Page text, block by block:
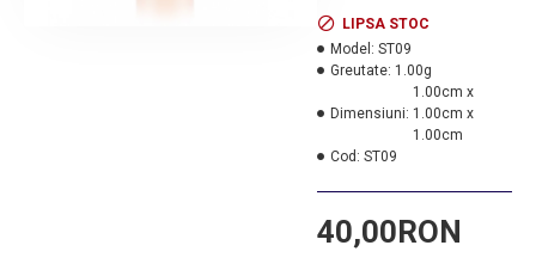
persoanelor cu varice sau
fragilitate capilara.
Mentolul si camforul au
efect de racire, ajuta la
relaxarea muschilor,
imbunatatesc
componentele active ale
uleiurilor esentiale de
40,00RON
LIPSA STOC
Model: ST09
Greutate: 1.00g
Dimensiuni:
1.00cm x
1.00cm x
1.00cm
Cod: ST09